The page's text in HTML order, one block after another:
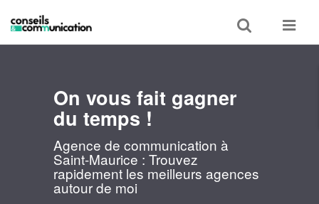
Toggle
search
Toggle
On vous fait gagner
du temps !
Agence de communication à
Saint-Maurice : Trouvez
rapidement les meilleurs agences
autour de moi